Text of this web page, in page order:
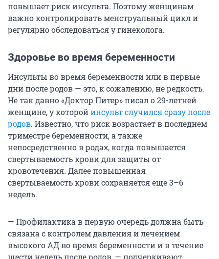
повышает риск инсульта. Поэтому женщинам
важно контролировать менструальный цикл и
регулярно обследоваться у гинеколога.
Здоровье во время беременности
Инсульты во время беременности или в первые
дни после родов — это, к сожалению, не редкость.
Не так давно «Доктор Питер» писал о 29-летней
женщине, у которойинсульт случился сразу после
родов. Известно, что риск возрастает в последнем
триместре беременности, а также
непосредственно в родах, когда повышается
свертываемость крови для защиты от
кровотечения. Далее повышенная
свертываемость крови сохраняется еще 3–6
недель.
— Профилактика в первую очередь должна быть
связана с контролем давления и лечением
высокого АД во время беременности и в течение
шести недель после родов, — подчеркивают